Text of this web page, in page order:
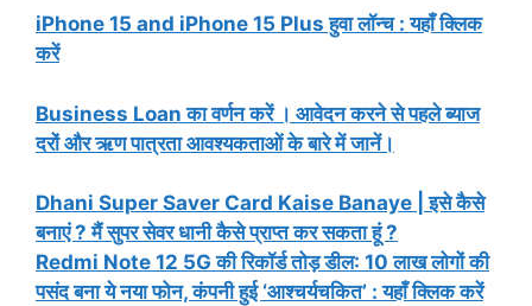
iPhone 15 and iPhone 15 Plus हुवा लॉन्च : यहाँ क्लिक
करें
Business Loan का वर्णन करें । आवेदन करने से पहले ब्याज
दरों और ऋण पात्रता आवश्यकताओं के बारे में जानें।
Dhani Super Saver Card Kaise Banaye | इसे कैसे
बनाएं ? मैं सुपर सेवर धानी कैसे प्राप्त कर सकता हूं ?
Redmi Note 12 5G की रिकॉर्ड तोड़ डील: 10 लाख लोगों की
पसंद बना ये नया फोन, कंपनी हुई ‘आश्चर्यचकित’ : यहाँ क्लिक करें